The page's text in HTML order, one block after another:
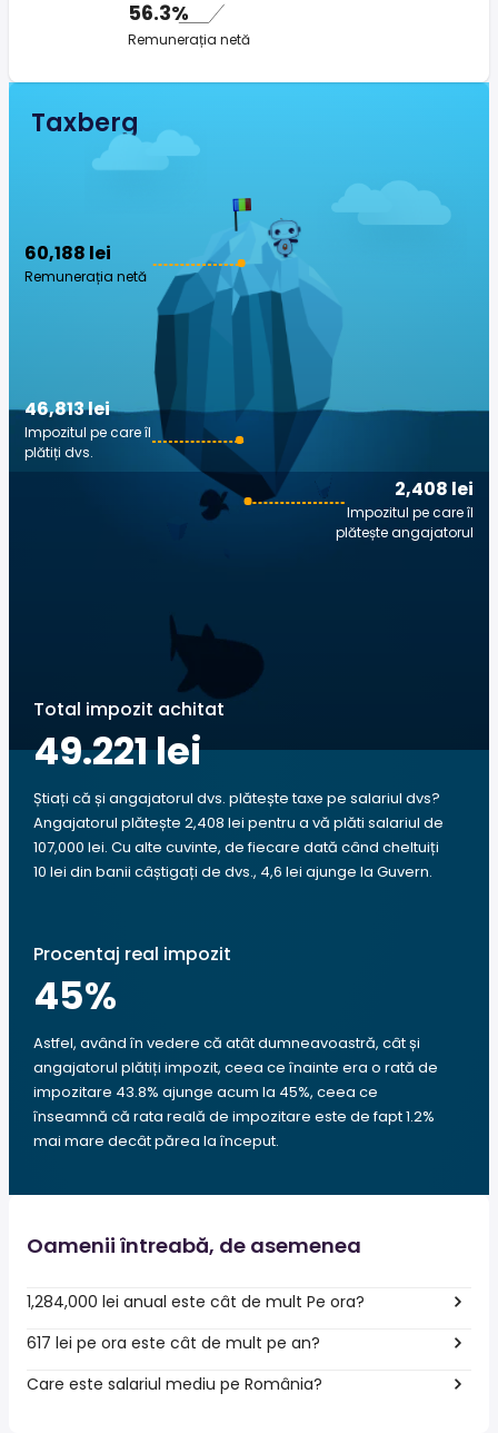
56.3%
Remunerația netă
Taxberg
60,188 lei
Remunerația netă
2,408 lei
Impozitul pe care îl
plătește angajatorul
46,813 lei
Impozitul pe care îl
plătiți dvs.
Total impozit achitat
49.221 lei
Știați că și angajatorul dvs. plătește taxe pe salariul dvs?
Angajatorul plătește 2,408 lei pentru a vă plăti salariul de
107,000 lei. Cu alte cuvinte, de fiecare dată când cheltuiți
10 lei din banii câștigați de dvs., 4,6 lei ajunge la Guvern.
Procentaj real impozit
45%
Astfel, având în vedere că atât dumneavoastră, cât și
angajatorul plătiți impozit, ceea ce înainte era o rată de
impozitare 43.8% ajunge acum la 45%, ceea ce
înseamnă că rata reală de impozitare este de fapt 1.2%
mai mare decât părea la început.
Oamenii întreabă, de asemenea
1,284,000 lei anual este cât de mult Pe ora?
617 lei pe ora este cât de mult pe an?
Care este salariul mediu pe România?